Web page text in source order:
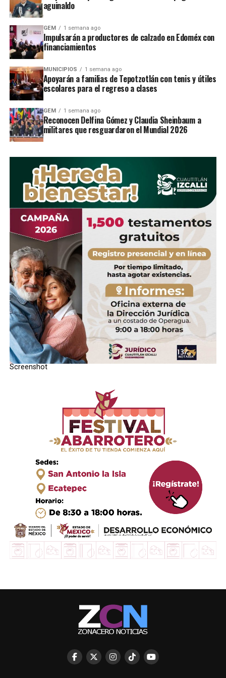
pesos, recurso que pertenece a las tres
Ã³rdenes de gobierno.
Esta obra serÃ¡ una de las mÃ¡s
importantes para el 2017 y darÃ¡ mejor
movilidad para los automovilistas que se
dirigen a la zona esmeralda y a la colonia
MÃ©xico nuevo.
CertificarÃ¡n internacionalmente a policÃ­a de
Naucalpan
DON'T MISS
AbrirÃ¡n Casa de la Juventud en AtizapÃ¡n
STAFF / Zona Cero Noticias
aguinaldo
GEM 1 semana ago
Impulsarán a productores de calzado en Edoméx con
financiamientos
MUNICIPIOS 1 semana ago
Apoyarán a familias de Tepotzotlán con tenis y útiles
escolares para el regreso a clases
GEM 1 semana ago
Reconocen Delfina Gómez y Claudia Sheinbaum a
militares que resguardaron el Mundial 2026
Screenshot